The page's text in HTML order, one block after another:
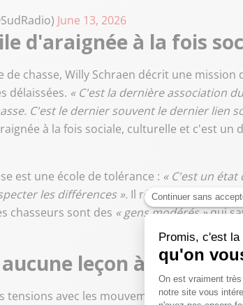
June 13, 2026
d'araignée à la fois
de chasse, Willy Schraen décrit une
délaissées. « C'est la dernière association
C'est le dernier souvent le dernier lien
à la fois sociale, culturelle et c'est
est une école de tolérance : « C'est un
les différences ». Il récuse l'image de
chasseurs sont des « gens modérés »qui
leçon à recevoir
tensions avec les mouvements écologistes,